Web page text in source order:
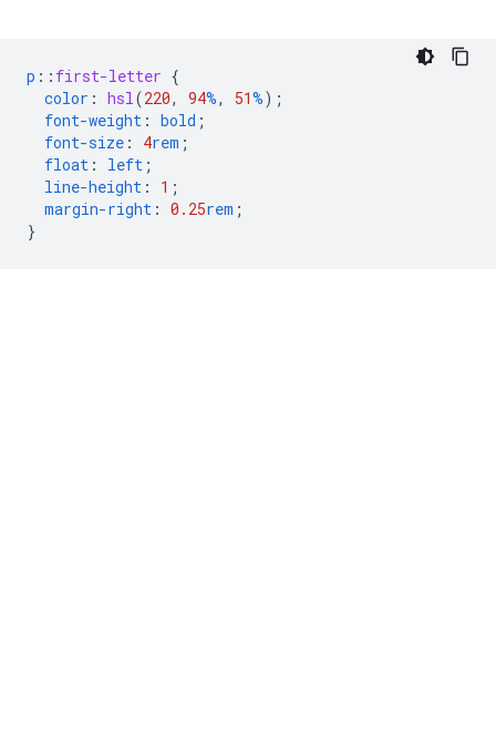
p :: first-letter {
color : hsl(220, 94%, 51%);
font-weight : bold ;
font-size : 4rem ;
float : left ;
line-height : 1 ;
margin-right : 0.25rem ;
}